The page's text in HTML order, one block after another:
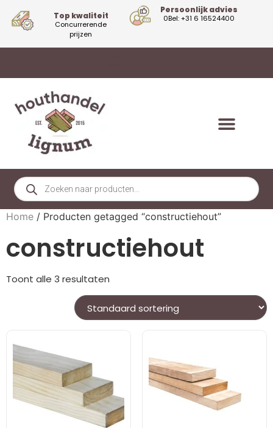
Top kwaliteit
Concurrerende
prijzen
Persoonlijk advies
0Bel: +31 6 16524400
Home / Producten getagged “constructiehout”
constructiehout
Toont alle 3 resultaten